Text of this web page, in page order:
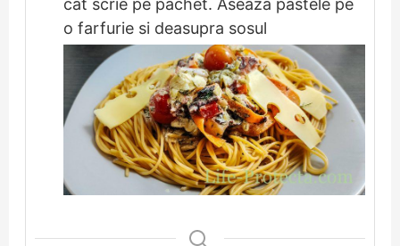
cat scrie pe pachet. Aseaza pastele pe
o farfurie si deasupra sosul